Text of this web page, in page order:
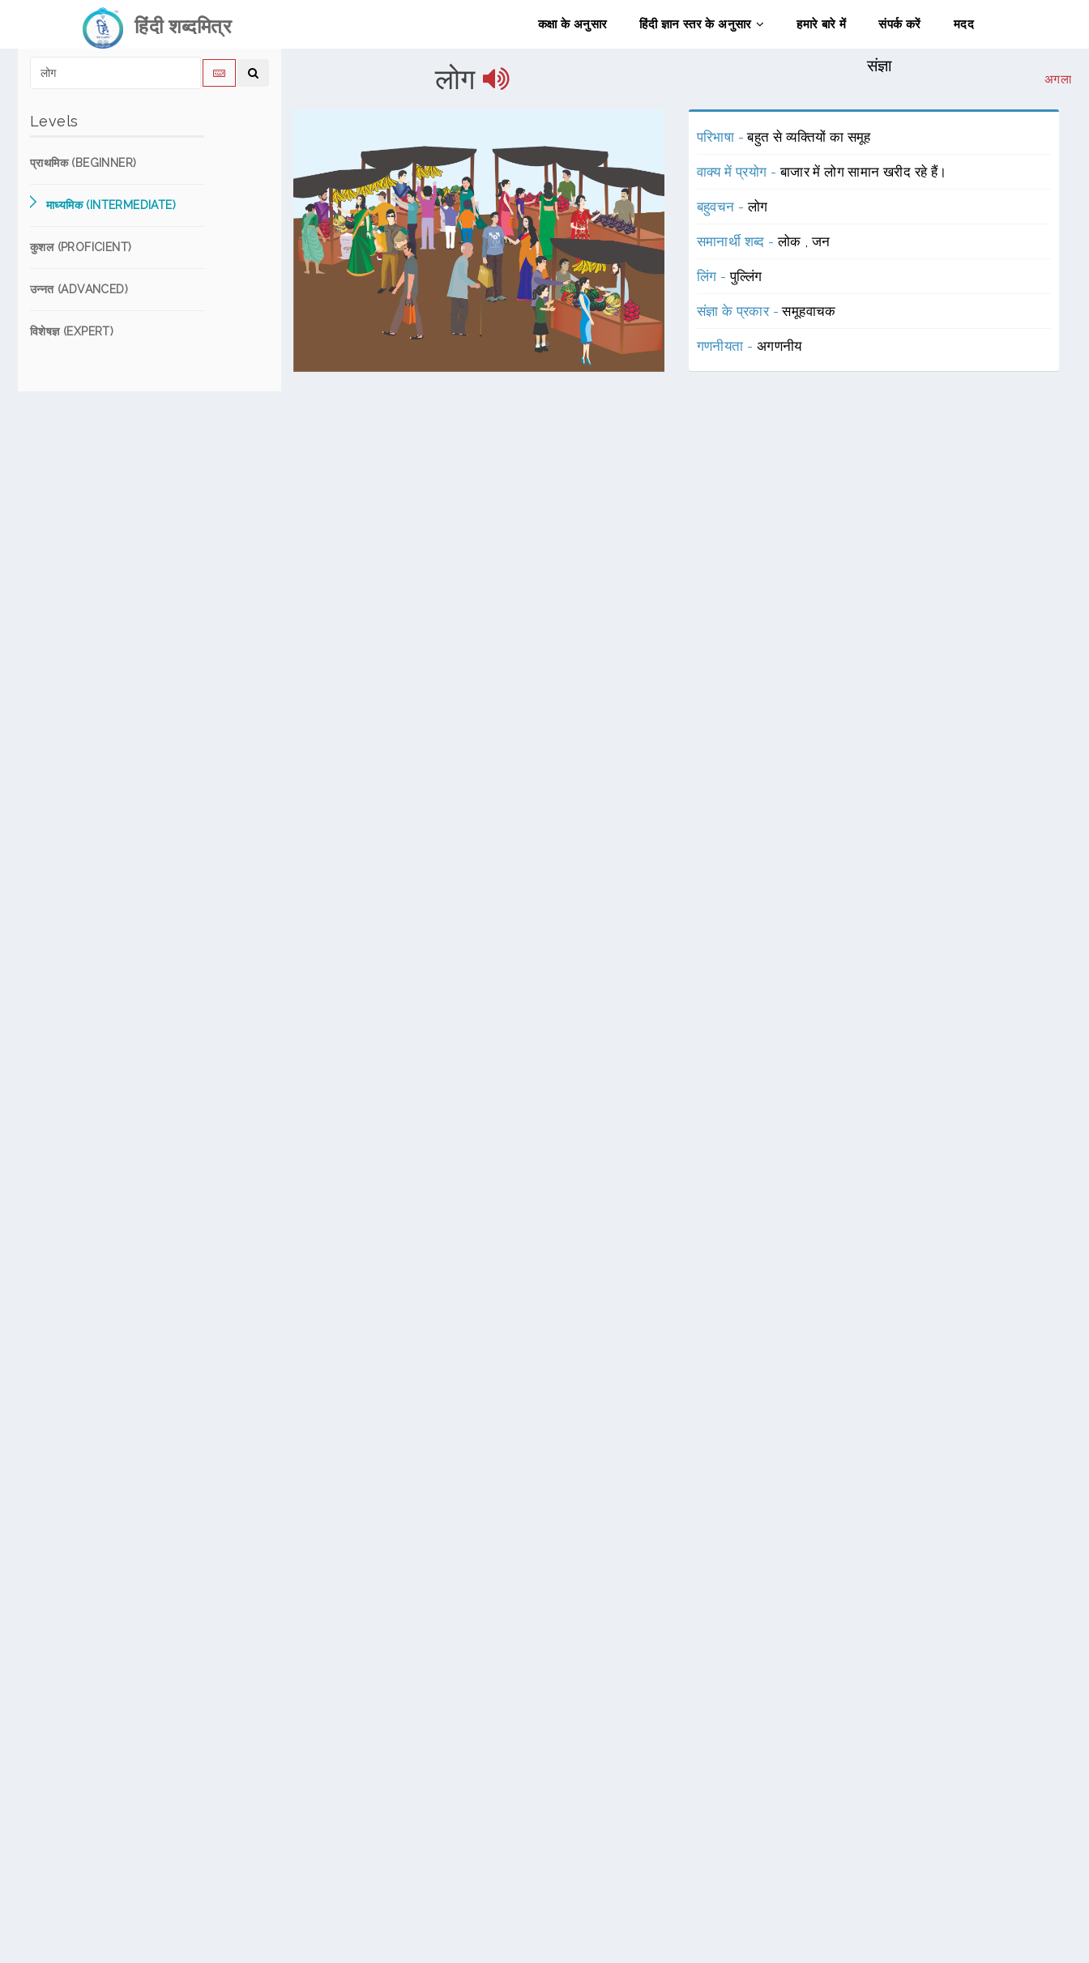
हिंदी शब्दमित्र कक्षा के अनुसार हिंदी ज्ञान स्तर के अनुसार हमारे बारे में संपर्क करें मदद
Levels
प्राथमिक (BEGINNER)
माध्यमिक (INTERMEDIATE)
कुशल (PROFICIENT)
उन्नत (ADVANCED)
विशेषज्ञ (EXPERT)
लोग संज्ञा
अगला
परिभाषा -बहुत से व्यक्तियों का समूह
वाक्य में प्रयोग -बाजार में लोग सामान खरीद रहे हैं।
बहुवचन -लोग
समानार्थी शब्द -लोक ,जन
लिंग -पुल्लिंग
संज्ञा के प्रकार -समूहवाचक
गणनीयता - अगणनीय